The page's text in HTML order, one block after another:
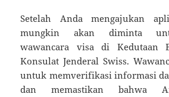
Setelah Anda mengajukan
mungkin akan diminta
wawancara visa di Kedutaan
Konsulat Jenderal Swiss.
untuk memverifikasi informasi
dan memastikan bahwa